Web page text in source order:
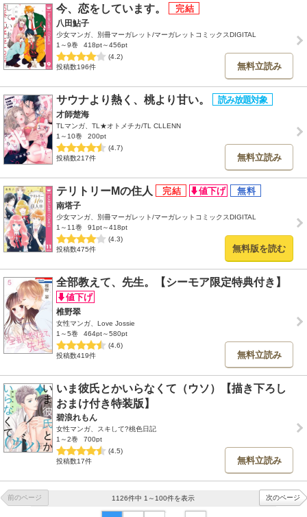
今、恋をしています。
八田鮎子
少女マンガ、別冊マーガレット/マーガレットコミックスDIGITAL
1～9巻
418pt～456pt
(4.2)
投稿数196件
無料立読み
サウナより熱く、桃より甘い。
才師楚海
TLマンガ、TL★オトメチカ/TL CLLENN
1～10巻
200pt
(4.7)
投稿数217件
無料立読み
テリトリーMの住人
南塔子
少女マンガ、別冊マーガレット/マーガレットコミックスDIGITAL
1～11巻
91pt～418pt
(4.3)
投稿数475件
無料版を読む
全部教えて、先生。【シーモア限定特典付き】
椎野翠
女性マンガ、Love Jossie
1～5巻
464pt～580pt
(4.6)
投稿数419件
無料立読み
いま彼氏とかいらなくて（ウソ）【描き下ろし
おまけ付き特装版】
碧浪れもん
女性マンガ、スキして?桃色日記
1～2巻
700pt
(4.5)
投稿数17件
無料立読み
前のページ 1126件中 1～100件を表示 次のページ